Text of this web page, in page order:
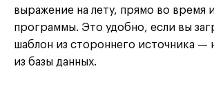
выражение на лету, прямо во время
программы. Это удобно, если вы
шаблон из стороннего источника —
из базы данных.